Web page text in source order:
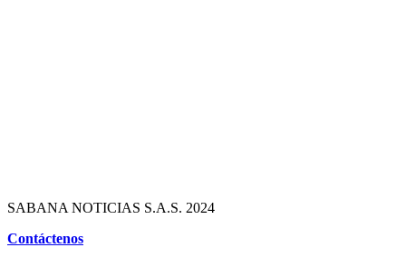
SABANA NOTICIAS S.A.S. 2024
Contáctenos